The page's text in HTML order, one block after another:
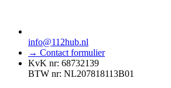
info@112hub.nl
→ Contact formulier
KvK nr: 68732139
BTW nr: NL207818113B01